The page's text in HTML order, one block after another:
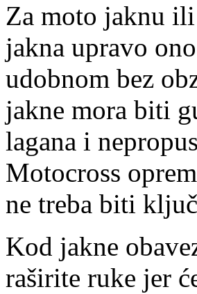
Za moto jaknu
jakna upravo
udobnom bez
jakne mora biti
lagana i
Motocross
ne treba biti
Kod jakne
raširite ruke jer